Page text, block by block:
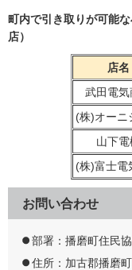
町内で引き取りが可能
店）
店名
武田電気
(株)オーニ
山下電
(株)富士電
お問い合わせ
部署：播磨町住民
住所：加古郡播磨